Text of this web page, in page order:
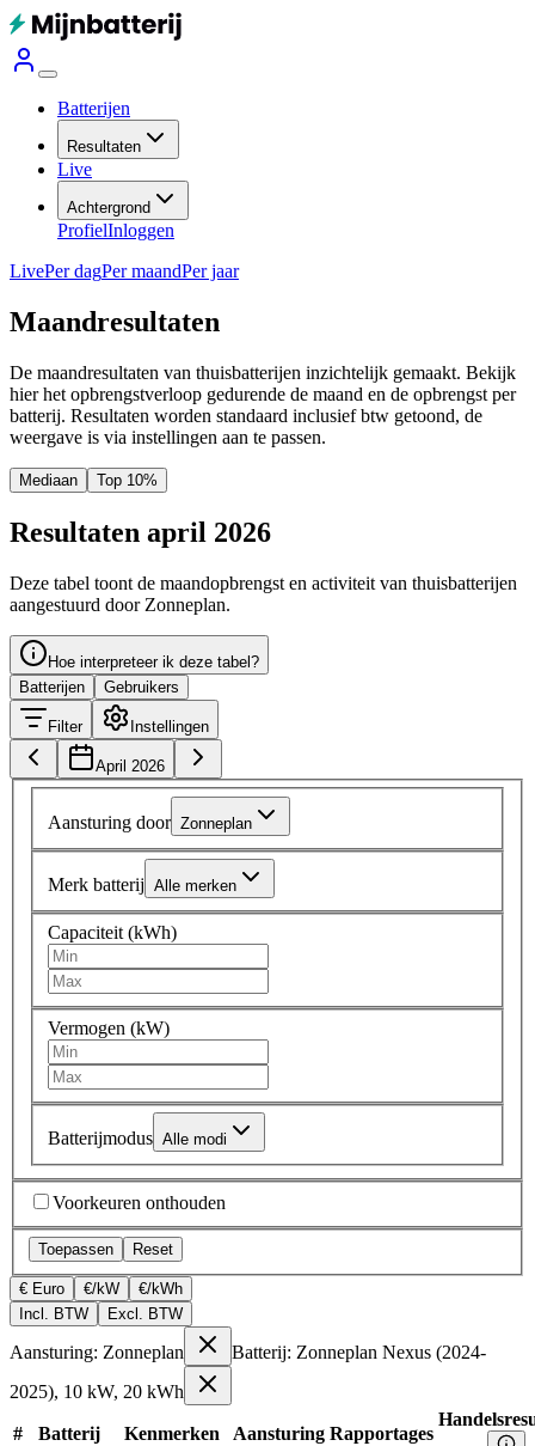
Batterijen
Resultaten
Live
Achtergrond
ProfielInloggen
LivePer dagPer maandPer jaar
Maandresultaten
De maandresultaten van thuisbatterijen inzichtelijk gemaakt. Bekijk
hier het opbrengstverloop gedurende de maand en de opbrengst per
batterij. Resultaten worden standaard inclusief btw getoond, de
weergave is via instellingen aan te passen.
Mediaan Top 10%
Resultaten april 2026
Deze tabel toont de maandopbrengst en activiteit van thuisbatterijen
aangestuurd door Zonneplan.
Hoe interpreteer ik deze tabel?
Batterijen
Gebruikers
Filter Instellingen
April 2026
Aansturing door Zonneplan
Merk batterij Alle merken
Capaciteit (kWh)
Vermogen (kW)
Batterijmodus Alle modi
Voorkeuren onthouden
Toepassen Reset
€ Euro €/kW
€/kWh
Incl. BTW
Excl. BTW
Aansturing: Zonneplan
Batterij: Zonneplan Nexus (2024-
2025), 10 kW, 20 kWh
# Batterij Kenmerken Aansturing Rapportages